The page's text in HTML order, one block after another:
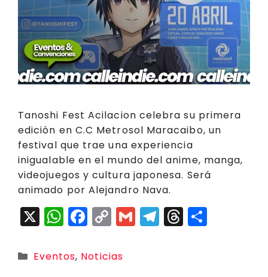
Tanoshi Fest Acilacion celebra su primera
edición en C.C Metrosol Maracaibo, un
festival que trae una experiencia
inigualable en el mundo del anime, manga,
videojuegos y cultura japonesa. Será
animado por Alejandro Nava.
X W
h
a
F
a
c
C
o
p
G
m
T
el
T
h
Categorías
Eventos, Noticias